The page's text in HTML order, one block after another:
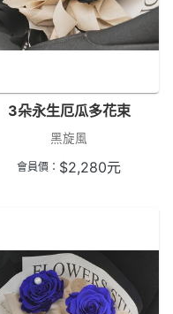
3朵永生厄瓜多花束
黑旋風
會員價： $2,280元